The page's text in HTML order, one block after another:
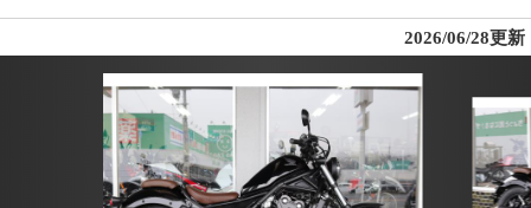
2026/06/28更新